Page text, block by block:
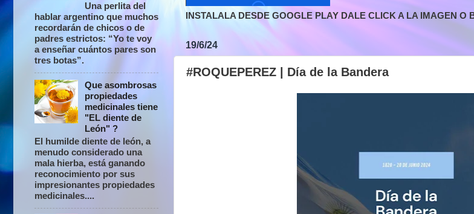
INSTALALA DESDE GOOGLE PLAY DALE CLICK A LA IMAGEN O
19/6/24
#ROQUEPEREZ | Día de la Bandera
Una perlita del
hablar argentino que muchos
recordarán de chicos o de
padres estrictos: “Yo te voy
a enseñar cuántos pares son
tres botas”.
Que asombrosas
propiedades
medicinales tiene
"EL diente de
León" ?
El humilde diente de león, a
menudo considerado una
mala hierba, está ganando
reconocimiento por sus
impresionantes propiedades
medicinales....